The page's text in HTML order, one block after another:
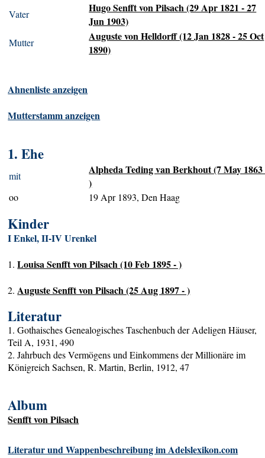
Vater
Hugo Senfft von Pilsach (29 Apr 1821 - 27
Jun 1903)
Mutter
Auguste von Helldorff (12 Jan 1828 - 25 Oct
1890)
Ahnenliste anzeigen
Mutterstamm anzeigen
1. Ehe
mit
Alpheda Teding van Berkhout (7 May 1863
)
oo 19 Apr 1893, Den Haag
Kinder
I Enkel, II-IV Urenkel
1.Louisa Senfft von Pilsach (10 Feb 1895 - )
2.Auguste Senfft von Pilsach (25 Aug 1897 - )
Literatur
1. Gothaisches Genealogisches Taschenbuch der Adeligen Häuser,
Teil A, 1931, 490
2. Jahrbuch des Vermögens und Einkommens der Millionäre im
Königreich Sachsen, R. Martin, Berlin, 1912, 47
Album
Senfft von Pilsach
Literatur und Wappenbeschreibung im Adelslexikon.com